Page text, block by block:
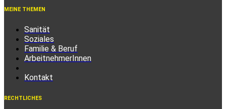
MEINE THEMEN
Sanität
Soziales
Familie & Beruf
ArbeitnehmerInnen
Kontakt
RECHTLICHES